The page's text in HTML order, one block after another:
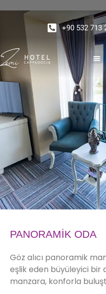
+90 532 713
PANORAMİK ODA
Göz alıcı panoramik
eşlik eden büyüleyici bir
manzara, konforla